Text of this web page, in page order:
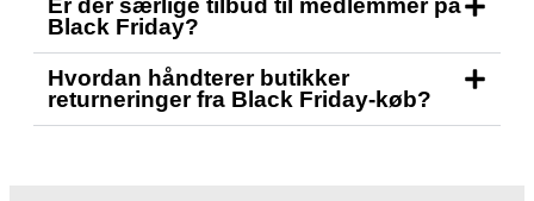
Er der særlige tilbud til medlemmer på
Black Friday?
Hvordan håndterer butikker
returneringer fra Black Friday-køb?